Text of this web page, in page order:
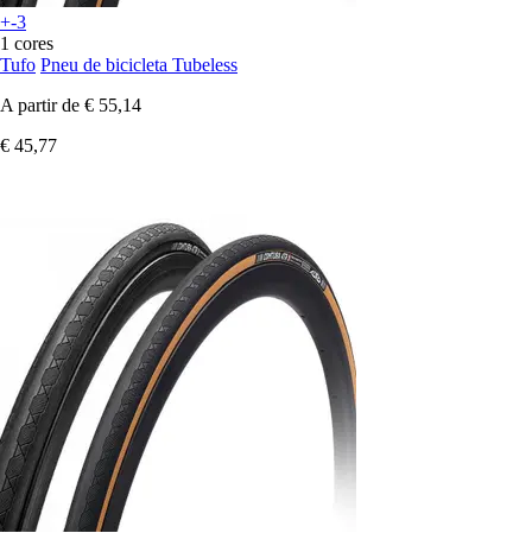
+-3
1 cores
Tufo Pneu de bicicleta Tubeless
A partir de € 55,14
€ 45,77